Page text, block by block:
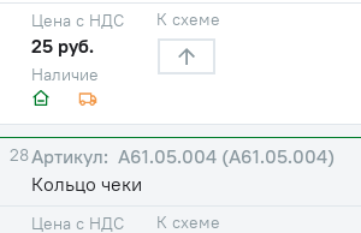
Наличие
Цена с НДС
25 руб.
К схеме
28
A61.05.004 (А61.05.004)
Кольцо чеки
Цена с НДС К схеме